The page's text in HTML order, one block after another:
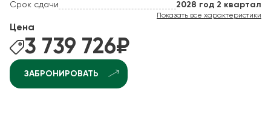
Срок сдачи
2028 год 2 квартал
Показать все характеристики
Цена
3 739 726₽
ЗАБРОНИРОВАТЬ